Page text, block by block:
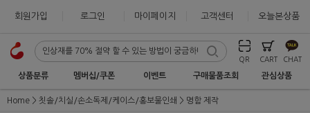
회원가입 로그인 마이페이지 고객센터 오늘본상품
QR CART CHAT
상품분류 멤버십/쿠폰 이벤트 구매물품조회 관심상품
Home 칫솔/치실/손소독제/케이스/홍보물인쇄 명함 제작